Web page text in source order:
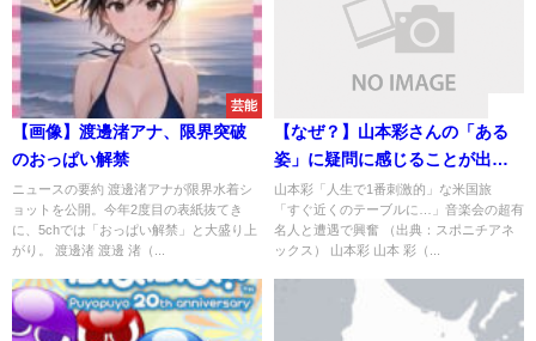
芸能
【画像】渡邊渚アナ、限界突破
のおっぱい解禁
ニュースの要約 渡邊渚アナが限界水着シ
ョットを公開。今年2度目の表紙抜てき
に、5chでは「おっぱい解禁」と大盛り上
がり。 渡邊渚 渡邊 渚（...
【なぜ？】山本彩さんの「ある
姿」に疑問に感じることが出る
事態に
山本彩「人生で1番刺激的」な米国旅
「すぐ近くのテーブルに…」音楽会の超有
名人と遭遇で興奮 （出典：スポニチアネ
ックス） 山本彩 山本 彩（...